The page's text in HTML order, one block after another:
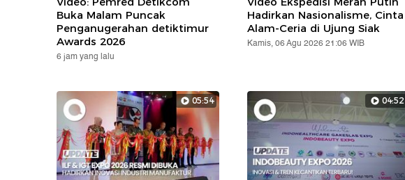
Buka Malam Puncak
Penganugerahan detiktimur
Awards 2026
6 jam yang lalu
Hadirkan Nasionalisme, Cinta
Alam-Ceria di Ujung Siak
Kamis, 06 Agu 2026 21:06 WIB
05:54 04:52